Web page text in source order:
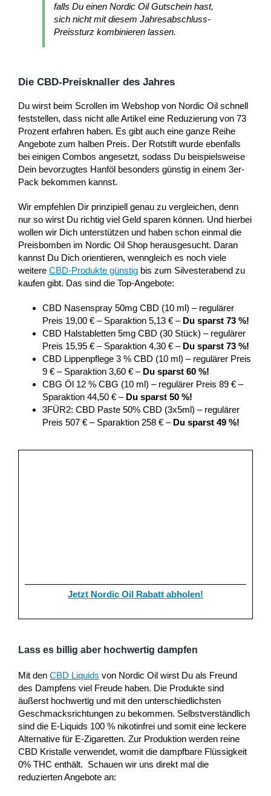
falls Du einen Nordic Oil Gutschein hast,
sich nicht mit diesem Jahresabschluss-
Preissturz kombinieren lassen.
Die CBD-Preisknaller des Jahres
Du wirst beim Scrollen im Webshop von Nordic Oil schnell
feststellen, dass nicht alle Artikel eine Reduzierung von 73
Prozent erfahren haben. Es gibt auch eine ganze Reihe
Angebote zum halben Preis. Der Rotstift wurde ebenfalls
bei einigen Combos angesetzt, sodass Du beispielsweise
Dein bevorzugtes Hanföl besonders günstig in einem 3er-
Pack bekommen kannst.
Wir empfehlen Dir prinzipiell genau zu vergleichen, denn
nur so wirst Du richtig viel Geld sparen können. Und hierbei
wollen wir Dich unterstützen und haben schon einmal die
Preisbomben im Nordic Oil Shop herausgesucht. Daran
kannst Du Dich orientieren, wenngleich es noch viele
weitere CBD-Produkte günstigbis zum Silvesterabend zu
kaufen gibt. Das sind die Top-Angebote:
CBD Nasenspray 50mg CBD (10 ml) – regulärer
Preis 19,00 € – Sparaktion 5,13 € – Du sparst 73 %!
CBD Halstabletten 5mg CBD (30 Stück) – regulärer
Preis 15,95 € – Sparaktion 4,30 € – Du sparst 73 %!
CBD Lippenpflege 3 % CBD (10 ml) – regulärer Preis
9 € – Sparaktion 3,60 € – Du sparst 60 %!
CBG Öl 12 % CBG (10 ml) – regulärer Preis 89 € –
Sparaktion 44,50 € – Du sparst 50 %!
3FÜR2: CBD Paste 50% CBD (3x5ml) – regulärer
Preis 507 € – Sparaktion 258 € – Du sparst 49 %!
Jetzt Nordic Oil Rabatt abholen!
Lass es billig aber hochwertig dampfen
Mit den CBD Liquids von Nordic Oil wirst Du als Freund
des Dampfens viel Freude haben. Die Produkte sind
äußerst hochwertig und mit den unterschiedlichsten
Geschmacksrichtungen zu bekommen. Selbstverständlich
sind die E-Liquids 100 % nikotinfrei und somit eine leckere
Alternative für E-Zigaretten. Zur Produktion werden reine
CBD Kristalle verwendet, womit die dampfbare Flüssigkeit
0% THC enthält. Schauen wir uns direkt mal die
reduzierten Angebote an: